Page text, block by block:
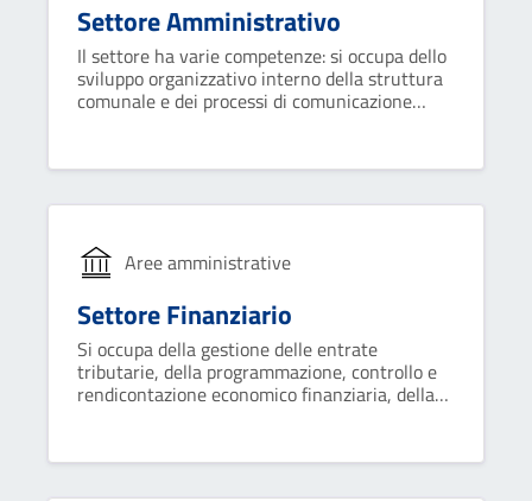
Settore Amministrativo
Il settore ha varie competenze: si occupa dello
sviluppo organizzativo interno della struttura
comunale e dei processi di comunicazione
organizzative dell'ente.
Aree amministrative
Settore Finanziario
Si occupa della gestione delle entrate
tributarie, della programmazione, controllo e
rendicontazione economico finanziaria, della
economico del personale.